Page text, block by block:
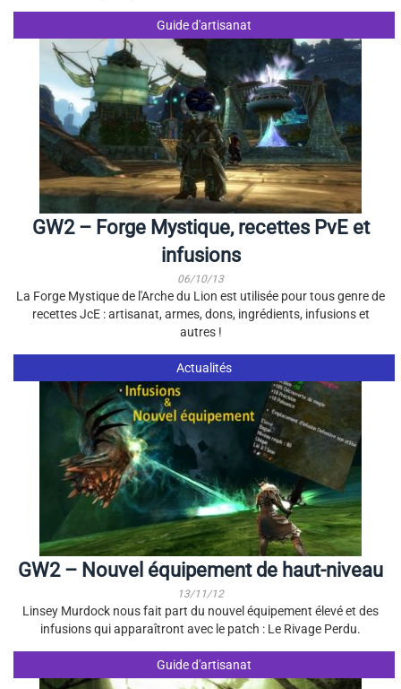
Guide d'artisanat
GW2 – Forge Mystique, recettes PvE et
infusions
06/10/13
La Forge Mystique de l'Arche du Lion est utilisée pour tous genre de
recettes JcE : artisanat, armes, dons, ingrédients, infusions et
autres !
Actualités
GW2 – Nouvel équipement de haut-niveau
13/11/12
Linsey Murdock nous fait part du nouvel équipement élevé et des
infusions qui apparaîtront avec le patch : Le Rivage Perdu.
Guide d'artisanat